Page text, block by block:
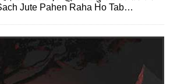
Jute Pahen Raha Ho Tab…